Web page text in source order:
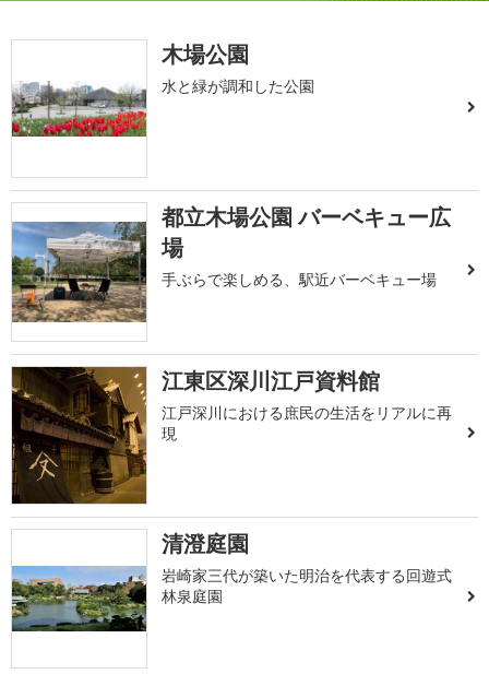
木場公園
水と緑が調和した公園
都立木場公園 バーベキュー広
場
手ぶらで楽しめる、駅近バーベキュー場
江東区深川江戸資料館
江戸深川における庶民の生活をリアルに再
現
清澄庭園
岩崎家三代が築いた明治を代表する回遊式
林泉庭園